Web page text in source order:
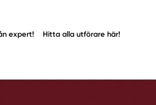
expert! Hitta alla utförare här!